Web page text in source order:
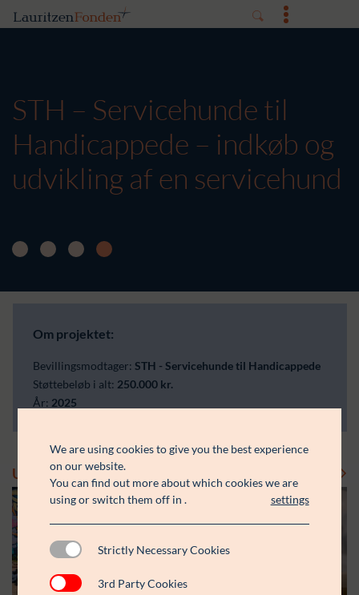
STH – Servicehunde til
Handicappede – indkøb og
udvikling af en servicehund
Om projektet:
Bevillingsmodtager: STH - Servicehunde til Handicappede
Støttebeløb i alt: 250.000 kr.
År: 2025
Uddelinger
We are using cookies to give you the best experience
on our website.
You can find out more about which cookies we are
using or switch them off in
settings
.
Strictly Necessary Cookies
3rd Party Cookies